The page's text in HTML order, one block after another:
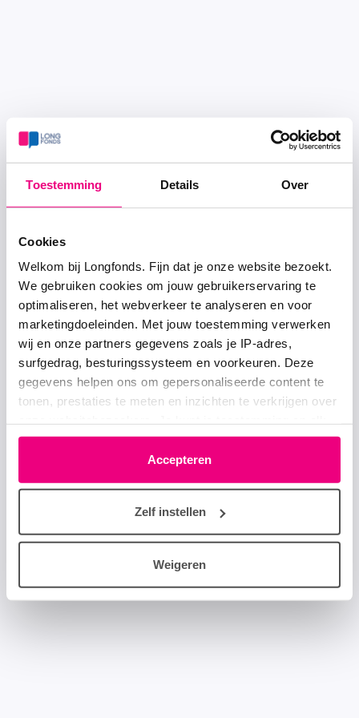
Toestemming Details Over
Cookies
Welkom bij Longfonds. Fijn dat je onze website bezoekt.
We gebruiken cookies om jouw gebruikerservaring te
optimaliseren, het webverkeer te analyseren en voor
marketingdoeleinden. Met jouw toestemming verwerken
wij en onze partners gegevens zoals je IP-adres,
surfgedrag, besturingssysteem en voorkeuren. Deze
gegevens helpen ons om gepersonaliseerde content te
tonen, prestaties te meten en inzichten te verkrijgen over
moment wijzigen of intrekken via het cookie-icoontje
linksonder elke pagina. De lijst met partners is te vinden
in het tabblad “details”.
Accepteren
Zelf instellen
Weigeren